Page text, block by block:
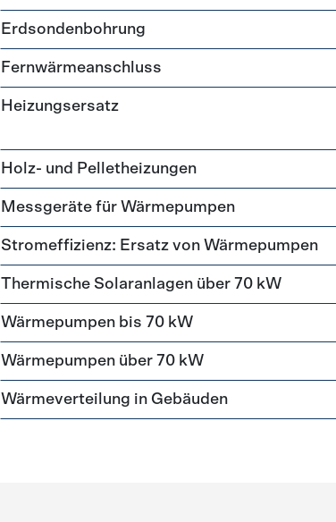
Erdsondenbohrung
Fernwärmeanschluss
Heizungsersatz
Holz- und Pelletheizungen
Messgeräte für Wärmepumpen
Stromeffizienz: Ersatz von Wärmepumpen
Thermische Solaranlagen über 70 kW
Wärmepumpen bis 70 kW
Wärmepumpen über 70 kW
Wärmeverteilung in Gebäuden